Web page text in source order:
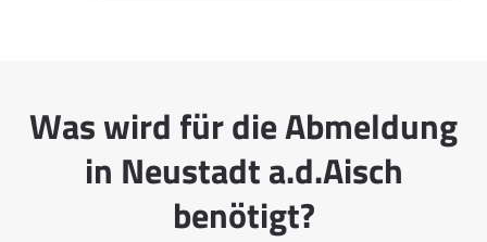
Was wird für die Abmeldung
in Neustadt a.d.Aisch
benötigt?